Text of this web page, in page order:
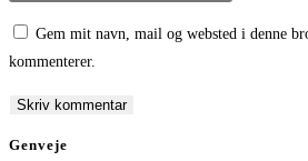
comment
comment
(optional)
Gem mit navn, mail og websted i denne
kommenterer.
Genveje